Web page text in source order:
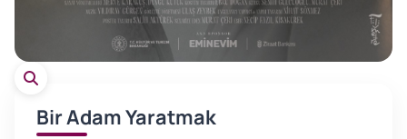
Bir Adam Yaratmak